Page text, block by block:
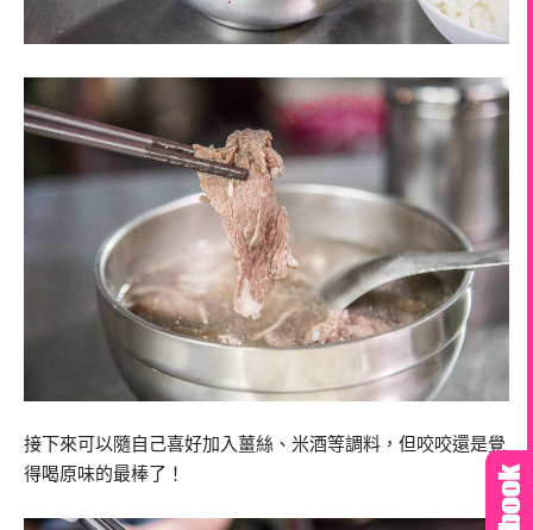
接下來可以隨自己喜好加入薑絲、米酒等調料，但咬咬還是覺
得喝原味的最棒了！